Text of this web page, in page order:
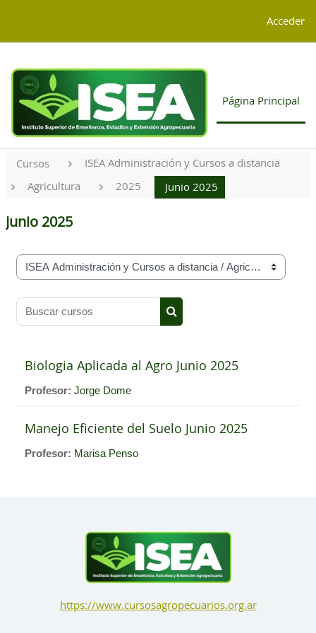
Acceder
Página Principal
Cursos ISEA Administración y Cursos a distancia
Agricultura 2025 Junio 2025
Junio 2025
Categorías
Buscar cursos
Buscar cursos
Biologia Aplicada al Agro Junio 2025
Profesor: Jorge Dome
Manejo Eficiente del Suelo Junio 2025
Profesor: Marisa Penso
https://www.cursosagropecuarios.org.ar